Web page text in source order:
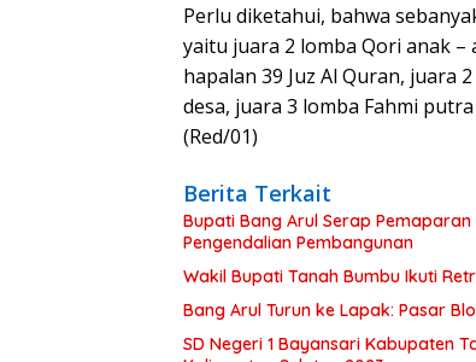
Perlu diketahui, bahwa
yaitu juara 2 lomba Qori anak –
hapalan 39 Juz Al Quran, juara
desa, juara 3 lomba Fahmi
(Red/01)
Berita Terkait
Bupati Bang Arul Serap
Pengendalian Pembangunan
Wakil Bupati Tanah Bumbu Ikuti
Bang Arul Turun ke Lapak: Pasar
SD Negeri 1 Bayansari Kabupaten